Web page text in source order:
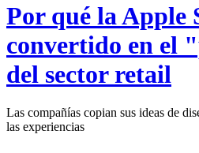
Por qué la Apple
convertido en el
del sector retail
Las compañías copian sus ideas de
las experiencias